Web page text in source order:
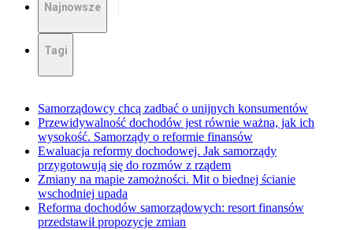
Najnowsze
Tagi
Samorządowcy chcą zadbać o unijnych konsumentów
Przewidywalność dochodów jest równie ważna, jak ich
wysokość. Samorządy o reformie finansów
Ewaluacja reformy dochodowej. Jak samorządy
przygotowują się do rozmów z rządem
Zmiany na mapie zamożności. Mit o biednej ścianie
wschodniej upada
Reforma dochodów samorządowych: resort finansów
przedstawił propozycje zmian